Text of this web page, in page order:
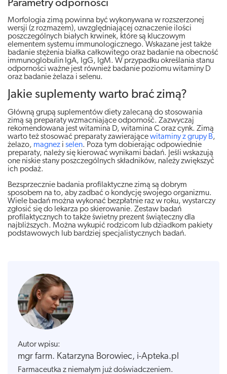
Parametry odporności
Morfologia zimą powinna być wykonywana w rozszerzonej
wersji (z rozmazem), uwzględniającej oznaczenie ilości
poszczególnych białych krwinek, które są kluczowym
elementem systemu immunologicznego. Wskazane jest także
badanie stężenia białka całkowitego oraz badanie na obecność
immunoglobulin IgA, IgG, IgM. W przypadku określania stanu
odporności ważne jest również badanie poziomu witaminy D
oraz badanie żelaza i selenu.
Jakie suplementy warto brać zimą?
Główną grupą suplementów diety zalecaną do stosowania
zimą są preparaty wzmacniające odporność. Zazwyczaj
rekomendowana jest witamina D, witamina C oraz cynk. Zimą
warto też stosować preparaty zawierającewitaminy z grupy B,
żelazo, magnez i selen. Poza tym dobierając odpowiednie
preparaty, należy się kierować wynikami badań. Jeśli wskazują
one niskie stany poszczególnych składników, należy zwiększyć
ich podaż.
Bezsprzecznie badania profilaktyczne zimą są dobrym
sposobem na to, aby zadbać o kondycję swojego organizmu.
Wiele badań można wykonać bezpłatnie raz w roku, wystarczy
zgłosić się do lekarza po skierowanie. Zestaw badań
profilaktycznych to także świetny prezent świąteczny dla
najbliższych. Można wykupić rodzicom lub dziadkom pakiety
podstawowych lub bardziej specjalistycznych badań.
Autor wpisu:
mgr farm. Katarzyna Borowiec, i-Apteka.pl
Farmaceutka z niemałym już doświadczeniem.